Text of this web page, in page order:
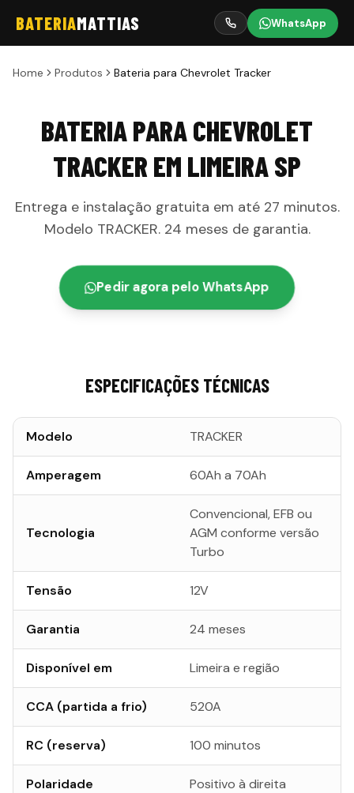
BATERIAMATTIAS WhatsApp
Home Produtos Bateria para Chevrolet Tracker
BATERIA PARA CHEVROLET
TRACKER EM LIMEIRASP
Entrega e instalação gratuita em até 27 minutos.
Modelo TRACKER. 24 meses de garantia.
Pedir agora pelo WhatsApp
ESPECIFICAÇÕES TÉCNICAS
Modelo TRACKER
Amperagem 60Ah a 70Ah
Tecnologia
Convencional, EFB ou
AGM conforme versão
Turbo
Tensão 12V
Garantia 24 meses
Disponível em Limeira e região
CCA (partida a frio) 520A
RC (reserva) 100 minutos
Polaridade Positivo à direita